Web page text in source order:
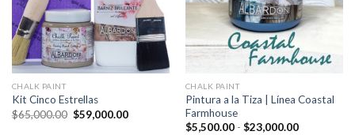
CHALK PAINT
Kit Cinco Estrellas
$65,000.00 El
precio
$59,000.00El
CHALK PAINT
Pintura a la Tiza | Línea Coastal
Farmhouse
$5,500.00 - $23,000.00Rango